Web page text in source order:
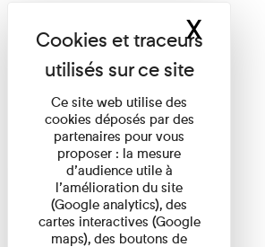
Ce site web utilise des
cookies déposés par des
partenaires pour vous
proposer : la mesure
d’audience utile à
l’amélioration du site
(Google analytics), des
cartes interactives (Google
maps), des boutons de
X